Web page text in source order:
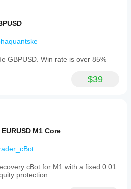
GBPUSD. Win rate is over 85%
$39
M1 Core
cBot for M1 with a fixed 0.01
protection.